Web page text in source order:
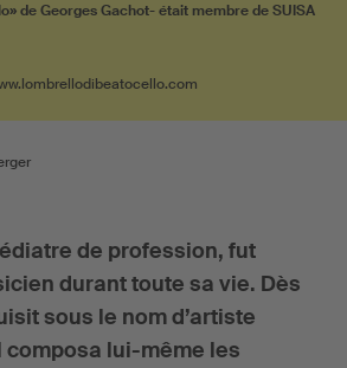
de Georges Gachot- était membre de SUISA
de profession, fut
durant toute sa vie. Dès
sous le nom d’artiste
composa lui-même les